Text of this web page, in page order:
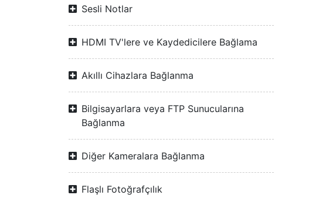
Sesli Notlar
HDMI TV'lere ve Kaydedicilere Bağlama
Akıllı Cihazlara Bağlanma
Bilgisayarlara veya FTP Sunucularına
Bağlanma
Diğer Kameralara Bağlanma
Flaşlı Fotoğrafçılık